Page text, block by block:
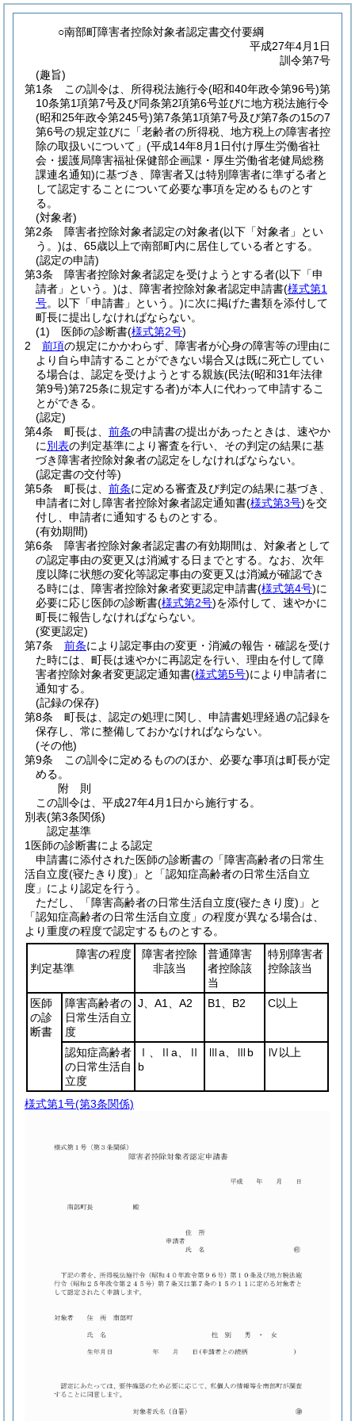
○南部町障害者控除対象者認定書交付要綱
平成27年4月1日
訓令第7号
(趣旨)
第1条
この訓令は、所得税法施行令(昭和40年政令第96号)第
10条第1項第7号及び同条第2項第6号並びに地方税法施行令
(昭和25年政令第245号)第7条第1項第7号及び第7条の15の7
第6号の規定並びに「老齢者の所得税、地方税上の障害者控
除の取扱いについて」 (平成14年8月1日付け厚生労働省社
会・援護局障害福祉保健部企画課・厚生労働省老健局総務
課連名通知)に基づき、障害者又は特別障害者に準ずる者と
して認定することについて必要な事項を定めるものとす
る。
(対象者)
第2条
障害者控除対象者認定の対象者(以下「対象者」とい
う。)は、65歳以上で南部町内に居住している者とする。
(認定の申請)
第3条
障害者控除対象者認定を受けようとする者(以下「申
請者」という。)は、障害者控除対象者認定申請書(様式第1
号。以下「申請書」という。)に次に掲げた書類を添付して
町長に提出しなければならない。
(1)
医師の診断書(様式第2号)
2
前項の規定にかかわらず、障害者が心身の障害等の理由に
より自ら申請することができない場合又は既に死亡してい
る場合は、認定を受けようとする親族(民法(昭和31年法律
第9号)第725条に規定する者)が本人に代わって申請するこ
とができる。
(認定)
第4条
町長は、 前条の申請書の提出があったときは、速やか
に別表の判定基準により審査を行い、その判定の結果に基
づき障害者控除対象者の認定をしなければならない。
(認定書の交付等)
第5条
町長は、 前条に定める審査及び判定の結果に基づき、
申請者に対し障害者控除対象者認定通知書(様式第3号)を交
付し、申請者に通知するものとする。
(有効期間)
第6条
障害者控除対象者認定書の有効期間は、対象者として
の認定事由の変更又は消滅する日までとする。 なお、次年
度以降に状態の変化等認定事由の変更又は消滅が確認でき
る時には、障害者控除対象者変更認定申請書(様式第4号)に
必要に応じ医師の診断書(様式第2号)を添付して、速やかに
町長に報告しなければならない。
(変更認定)
第7条
前条により認定事由の変更・消滅の報告・確認を受け
た時には、町長は速やかに再認定を行い、理由を付して障
害者控除対象者変更認定通知書(様式第5号)により申請者に
通知する。
(記録の保存)
第8条
町長は、認定の処理に関し、申請書処理経過の記録を
保存し、常に整備しておかなければならない。
(その他)
第9条
この訓令に定めるもののほか、必要な事項は町長が定
める。
附 則
この訓令は、平成27年4月1日から施行する。
別表(第3条関係)
認定基準
1医師の診断書による認定
申請書に添付された医師の診断書の「障害高齢者の日常生
活自立度(寝たきり度)」と「認知症高齢者の日常生活自立
度」により認定を行う。
ただし、「障害高齢者の日常生活自立度(寝たきり度)」と
「認知症高齢者の日常生活自立度」の程度が異なる場合は、
より重度の程度で認定するものとする。
障害の程度
判定基準
障害者控除
非該当
普通障害
者控除該
当
特別障害者
控除該当
医師
の診
断書
障害高齢者の
日常生活自立
度
J、A1、A2 B1、B2 C以上
認知症高齢者
の日常生活自
立度
Ⅰ、Ⅱa、Ⅱ
b
Ⅲa、Ⅲb Ⅳ以上
様式第1号(第3条関係)